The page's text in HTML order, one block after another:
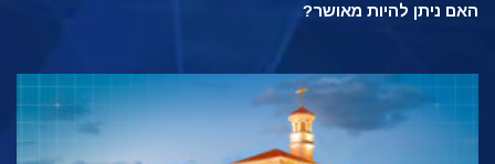
האם ניתן להיות מאושר?